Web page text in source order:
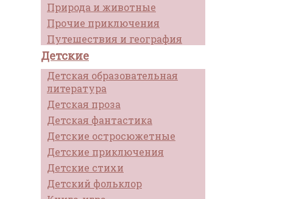
Природа и животные
Прочие приключения
Путешествия и география
Детские
Детская образовательная
литература
Детская проза
Детская фантастика
Детские остросюжетные
Детские приключения
Детские стихи
Детский фольклор